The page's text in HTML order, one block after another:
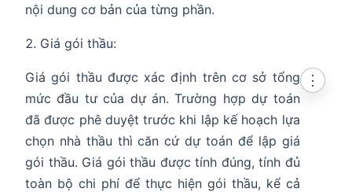
nội dung cơ bản của từng phần.
Giá gói thầu:
Giá gói thầu được xác định trên cơ sở tổng
mức đầu tư của dự án. Trường hợp dự toán
đã được phê duyệt trước khi lập kế hoạch lựa
chọn nhà thầu thì căn cứ dự toán để lập giá
gói thầu. Giá gói thầu được tính đúng, tính đủ
toàn bộ chi phí để thực hiện gói thầu, kể cả
⋮